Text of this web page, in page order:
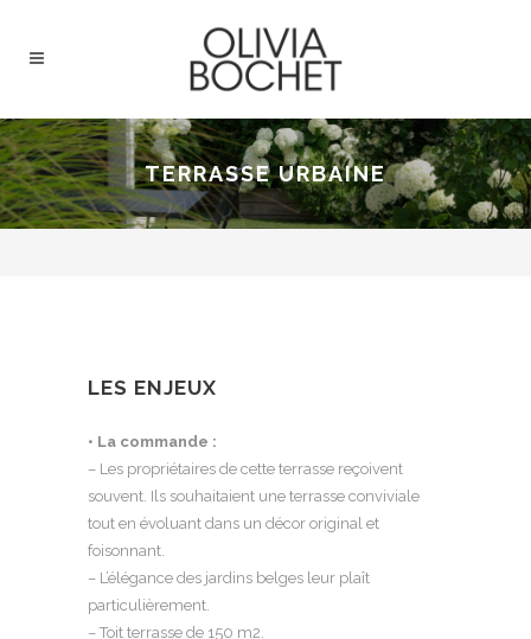
TERRASSE URBAINE
LES ENJEUX
• La commande :
– Les propriétaires de cette terrasse reçoivent
souvent. Ils souhaitaient une terrasse conviviale
tout en évoluant dans un décor original et
foisonnant.
– L’élégance des jardins belges leur plaît
particulièrement.
– Toit terrasse de 150 m2.